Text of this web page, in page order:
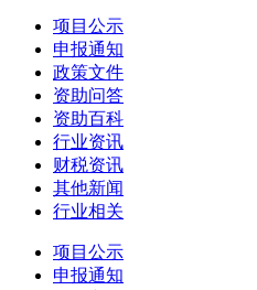
项目公示
申报通知
政策文件
资助问答
资助百科
行业资讯
财税资讯
其他新闻
行业相关
项目公示
申报通知